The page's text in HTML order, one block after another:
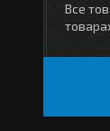
Все